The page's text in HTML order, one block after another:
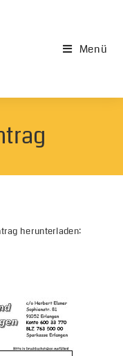
Menü
herunterladen: